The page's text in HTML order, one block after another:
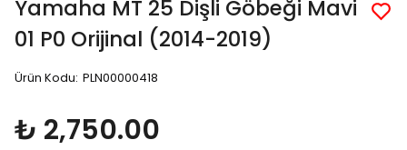
Yamaha MT 25 Dişli Göbeği Mavi
01 P0 Orijinal (2014-2019)
Ürün Kodu: PLN00000418
₺ 2,750.00